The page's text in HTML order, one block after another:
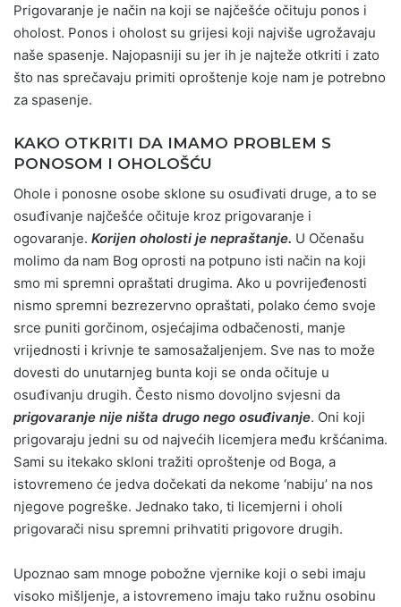
Prigovaranje je način na koji se najčešće očituju ponos i
oholost. Ponos i oholost su grijesi koji najviše ugrožavaju
naše spasenje. Najopasniji su jer ih je najteže otkriti i zato
što nas sprečavaju primiti oproštenje koje nam je potrebno
za spasenje.
KAKO OTKRITI DA IMAMO PROBLEM S
PONOSOM I OHOLOŠĆU
Ohole i ponosne osobe sklone su osuđivati druge, a to se
osuđivanje najčešće očituje kroz prigovaranje i
ogovaranje. Korijen oholosti je nepraštanje. U Očenašu
molimo da nam Bog oprosti na potpuno isti način na koji
smo mi spremni opraštati drugima. Ako u povrijeđenosti
nismo spremni bezrezervno opraštati, polako ćemo svoje
srce puniti gorčinom, osjećajima odbačenosti, manje
vrijednosti i krivnje te samosažaljenjem. Sve nas to može
dovesti do unutarnjeg bunta koji se onda očituje u
osuđivanju drugih. Često nismo dovoljno svjesni da
prigovaranje nije ništa drugo nego osuđivanje. Oni koji
prigovaraju jedni su od najvećih licemjera među kršćanima.
Sami su itekako skloni tražiti oproštenje od Boga, a
istovremeno će jedva dočekati da nekome ‘nabiju’ na nos
njegove pogreške. Jednako tako, ti licemjerni i oholi
prigovarači nisu spremni prihvatiti prigovore drugih.
Upoznao sam mnoge pobožne vjernike koji o sebi imaju
visoko mišljenje, a istovremeno imaju tako ružnu osobinu